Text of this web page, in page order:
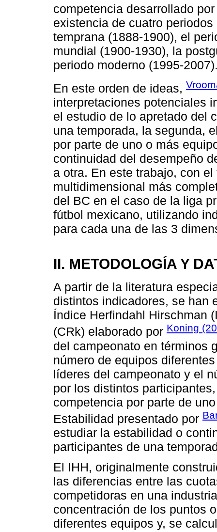
competencia desarrollado
existencia de cuatro
temprana (1888-1900), el
mundial (1900-1930), la
periodo moderno (1995-
En este orden de ideas,
interpretaciones potenciales
el estudio de lo apretado del
una temporada, la segunda,
por parte de uno o más
continuidad del desempeño
a otra. En este trabajo, con
multidimensional más
del BC en el caso de la liga
fútbol mexicano, utilizando
para cada una de las 3
II. METODOLOGÍA Y
A partir de la literatura
distintos indicadores, se han
Índice Herfindahl Hirschman
(CRk) elaborado por Koning
del campeonato en términos
número de equipos
líderes del campeonato y el
por los distintos
competencia por parte de
Estabilidad presentado por
estudiar la estabilidad o
participantes de una
El IHH, originalmente
las diferencias entre las
competidoras en una
concentración de los puntos
diferentes equipos y, se